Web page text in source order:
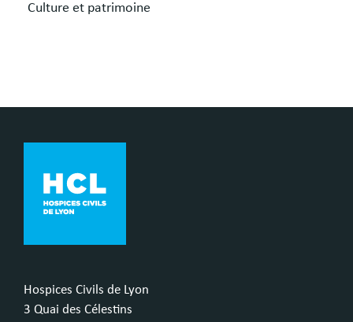
Culture et patrimoine
Hospices Civils de Lyon
3 Quai des Célestins